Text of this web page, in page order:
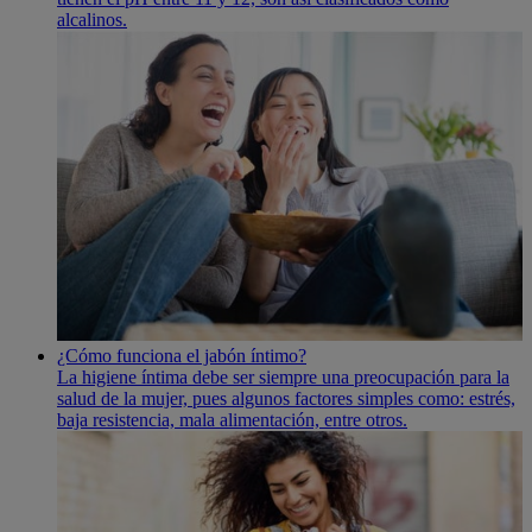
alcalinos.
¿Cómo funciona el jabón íntimo?
La higiene í­ntima debe ser siempre una preocupación para la
salud de la mujer, pues algunos factores simples como: estrés,
baja resistencia, mala alimentación, entre otros.